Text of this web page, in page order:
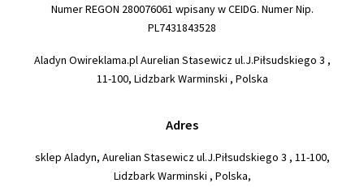
Numer REGON 280076061 wpisany w CEIDG. Numer Nip.
PL7431843528
Aladyn Owireklama.pl Aurelian Stasewicz ul.J.Piłsudskiego 3 ,
11-100, Lidzbark Warminski , Polska
Adres
sklep Aladyn, Aurelian Stasewicz ul.J.Piłsudskiego 3 , 11-100,
Lidzbark Warminski , Polska,